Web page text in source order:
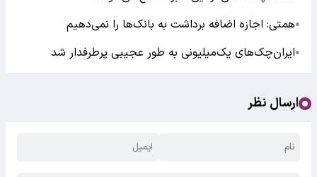
●همتی: اجازه اضافه برداشت به بانک‌ها را نمی‌دهیم
●ایران‌چک‌های یک‌میلیونی به طور عجیبی پرطرفدار شد
ارسال نظر